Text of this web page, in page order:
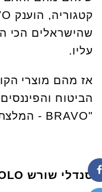
שהישראלים הכי
עליו.
אז מהם מוצרי
הביטוח
"BRAVO - המלצת הצרכנים" לשנת 2022?
סנדלי שורש